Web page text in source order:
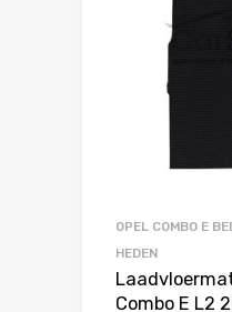
OPEL COMBO E
HEDEN
Combo E L2